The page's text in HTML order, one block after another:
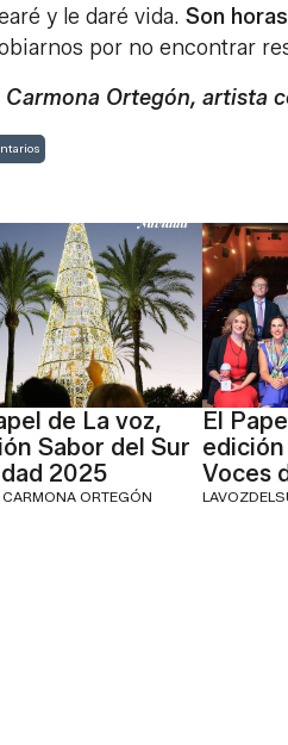
y le daré vida. Son
por no encontrar
Carmona Ortegón, artista
de La voz,
Sabor del Sur
2025
CARMONA ORTEGÓN
El
Voces